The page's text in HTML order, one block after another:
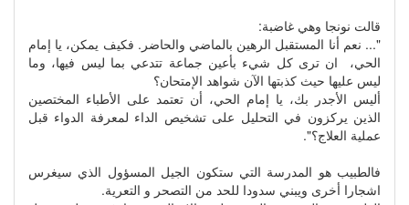
قالت نونجا وهي غاضبة:
"... نعم أنا المستقبل الرهين بالماضي والحاضر. فكيف يمكن، يا إمام
الحي، ان ترى كل شيء بأعين جماعة تتدعي بما ليس فيها، وما
ليس عليها حيث كذبتها الآن شواهد الإمتحان؟
أليس الأجدر بك، يا إمام الحي، أن تعتمد على الأطباء المختصين
الذين يركزون في التحليل على تشخيص الداء لمعرفة الدواء قبل
عملية العلاج؟".
فالطبيب هو المدرسة التي ستكون الجيل المسؤول الذي سيغرس
اشجارا أخرى ويبني سدودا للحد من التصحر و التعرية.